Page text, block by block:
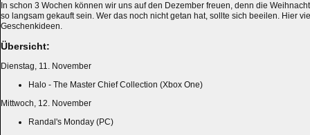
In schon 3 Wochen können wir uns auf den Dezember freuen, denn die
so langsam gekauft sein. Wer das noch nicht getan hat, sollte sich beeilen. Hier
Geschenkideen.
Übersicht:
Dienstag, 11. November
Halo - The Master Chief Collection (Xbox One)
Mittwoch, 12. November
Randal's Monday (PC)